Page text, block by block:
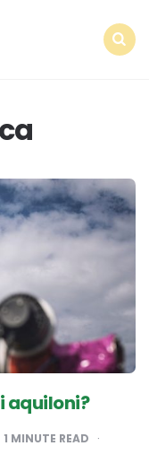
aquiloni?
1 MINUTE READ